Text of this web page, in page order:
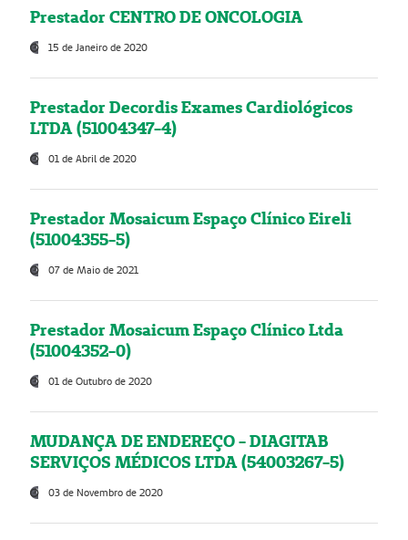
Prestador CENTRO DE ONCOLOGIA
15 de Janeiro de 2020
Prestador Decordis Exames Cardiológicos
LTDA (51004347-4)
01 de Abril de 2020
Prestador Mosaicum Espaço Clínico Eireli
(51004355-5)
07 de Maio de 2021
Prestador Mosaicum Espaço Clínico Ltda
(51004352-0)
01 de Outubro de 2020
MUDANÇA DE ENDEREÇO - DIAGITAB
SERVIÇOS MÉDICOS LTDA (54003267-5)
03 de Novembro de 2020